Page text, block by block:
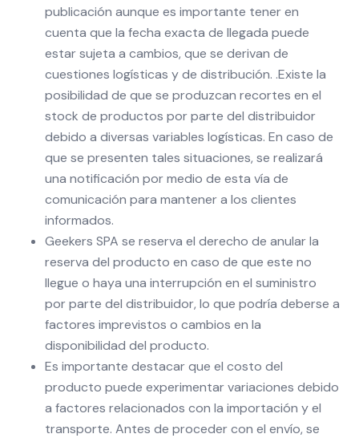
publicación aunque es importante tener en
cuenta que la fecha exacta de llegada puede
estar sujeta a cambios, que se derivan de
cuestiones logísticas y de distribución. .Existe la
posibilidad de que se produzcan recortes en el
stock de productos por parte del distribuidor
debido a diversas variables logísticas. En caso de
que se presenten tales situaciones, se realizará
una notificación por medio de esta vía de
comunicación para mantener a los clientes
informados.
Geekers SPA se reserva el derecho de anular la
reserva del producto en caso de que este no
llegue o haya una interrupción en el suministro
por parte del distribuidor, lo que podría deberse a
factores imprevistos o cambios en la
disponibilidad del producto.
Es importante destacar que el costo del
producto puede experimentar variaciones debido
a factores relacionados con la importación y el
transporte. Antes de proceder con el envío, se